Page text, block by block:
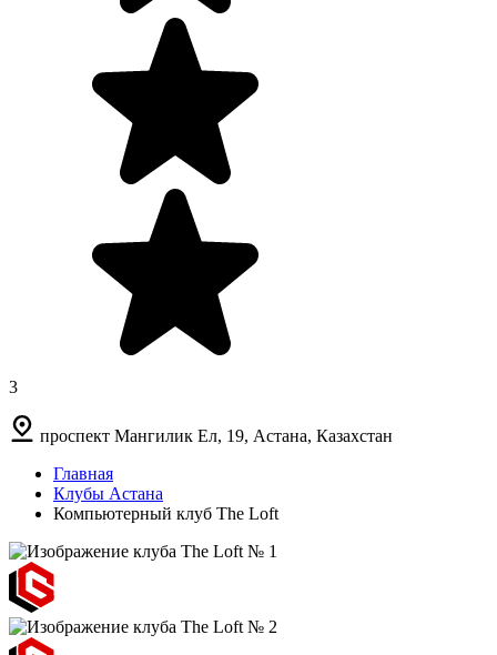
3
проспект Мангилик Ел, 19, Астана, Казахстан
Главная
Клубы Астана
Компьютерный клуб The Loft